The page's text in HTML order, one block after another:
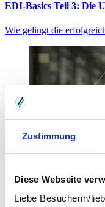
Zustimmung
Diese Webseite
Liebe Besucherin/
EDI-Basics Teil 3: Die
Wie gelingt die